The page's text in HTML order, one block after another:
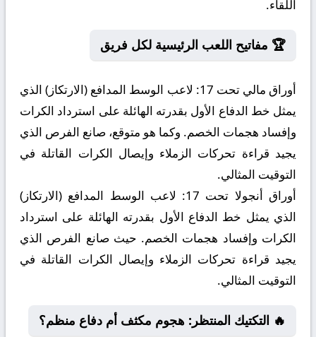
اللقاء.
🏆 مفاتيح اللعب الرئيسية لكل فريق
أوراق مالي تحت 17:
لاعب الوسط المدافع (الارتكاز) الذي
يمثل خط الدفاع الأول بقدرته الهائلة على استرداد الكرات
وإفساد هجمات الخصم. وكما هو متوقع، صانع الفرص الذي
يجيد قراءة تحركات الزملاء وإيصال الكرات القاتلة في
التوقيت المثالي.
أوراق أنجولا تحت 17:
لاعب الوسط المدافع (الارتكاز)
الذي يمثل خط الدفاع الأول بقدرته الهائلة على استرداد
الكرات وإفساد هجمات الخصم. حيث صانع الفرص الذي
يجيد قراءة تحركات الزملاء وإيصال الكرات القاتلة في
التوقيت المثالي.
🔥 التكتيك المنتظر: هجوم مكثف أم دفاع منظم؟